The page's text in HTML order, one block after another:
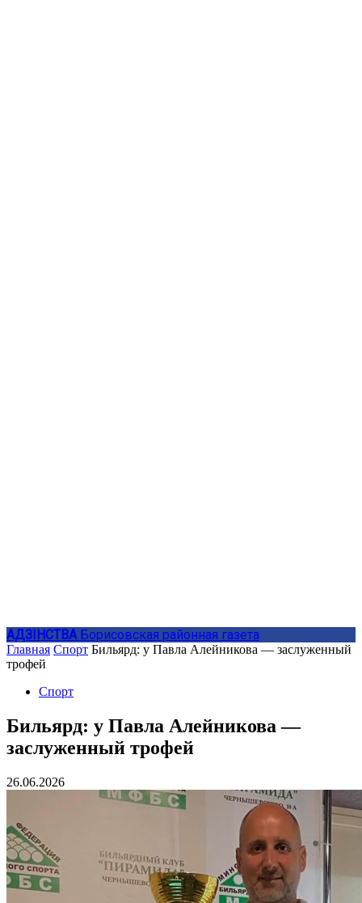
АДЗIНСТВА Борисовская районная газета
Главная Спорт Бильярд: у Павла Алейникова — заслуженный
трофей
Спорт
Бильярд: у Павла Алейникова —
заслуженный трофей
26.06.2026